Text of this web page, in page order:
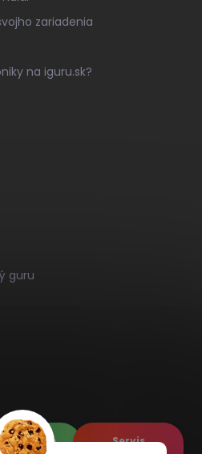
zariadenia
na iguru.sk?
guru
Servis